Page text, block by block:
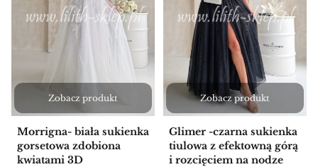
Zobacz produkt
Morrigna- biała sukienka
gorsetowa zdobiona
kwiatami 3D
Zobacz produkt
Glimer -czarna sukienka
tiulowa z efektowną górą
i rozcięciem na nodze